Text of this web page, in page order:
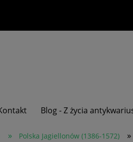
Blog - Z życia
» Polska Jagiellonów (1386-1572) »